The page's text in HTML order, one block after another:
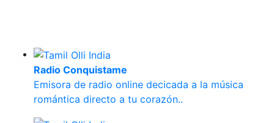
Radio Conquistame
Emisora de radio online decicada a la música
romántica directo a tu corazón..